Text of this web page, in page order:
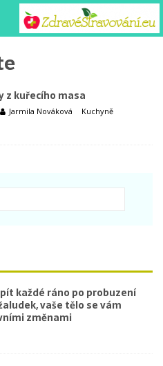
z kuřecího masa
Jarmila Nováková Kuchyně
každé ráno po probuzení
vaše tělo se vám
změnami